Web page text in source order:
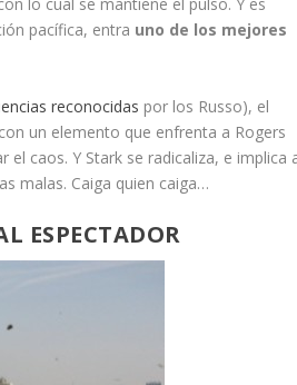
pacífica, entra uno de los mejores
reconocidas por los Russo), el
un elemento que enfrenta a Rogers
el caos. Y Stark se radicaliza, e implica
malas. Caiga quien caiga…
ESPECTADOR